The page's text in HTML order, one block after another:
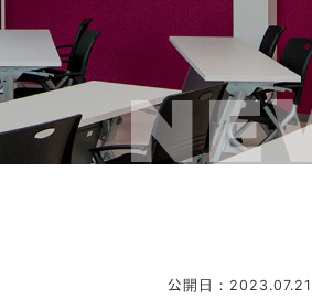
公開日：2023.07.21